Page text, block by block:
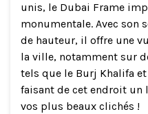
unis, le Dubai Frame
monumentale. Avec son
de hauteur, il offre une
la ville, notamment sur
tels que le Burj Khalifa
faisant de cet endroit
vos plus beaux clichés !